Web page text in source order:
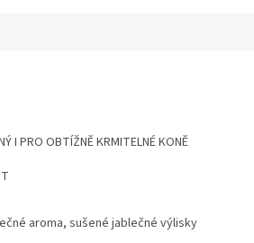
I PRO OBTÍŽNĚ KRMITELNÉ KONĚ
aroma, sušené jablečné výlisky